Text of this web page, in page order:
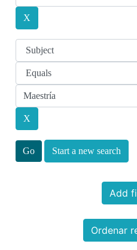
Start a new search
Add
Ordenar